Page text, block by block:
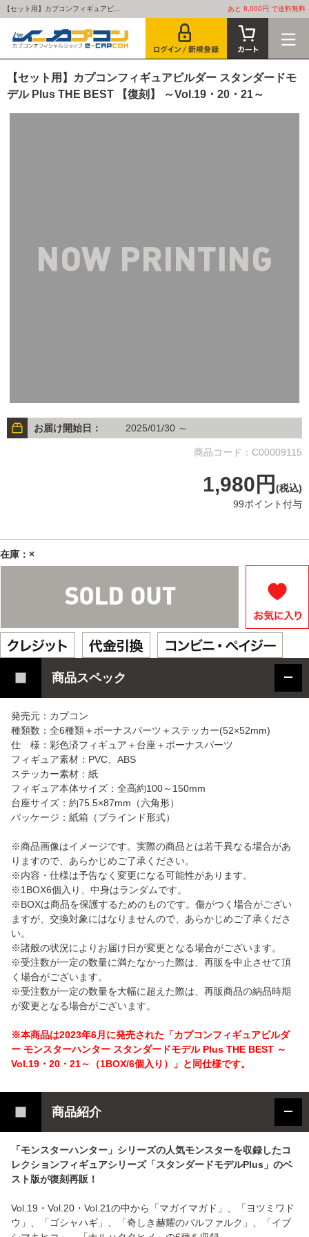
【セット用】カプコンフィギュアビ... あと 8,000円 で送料無料
【セット用】カプコンフィギュアビルダー スタンダードモ
デル Plus THE BEST 【復刻】 ～Vol.19・20・21～
お届け開始日： 2025/01/30 ～
商品コード：C00009115
1,980円 (税込)
99ポイント付与
在庫：×
商品スペック
発売元：カプコン
種類数：全6種類＋ボーナスパーツ＋ステッカー(52×52mm)
仕 様：彩色済フィギュア＋台座＋ボーナスパーツ
フィギュア素材：PVC、ABS
ステッカー素材：紙
フィギュア本体サイズ：全高約100～150mm
台座サイズ：約75.5×87mm（六角形）
パッケージ：紙箱（ブラインド形式）
※商品画像はイメージです。実際の商品とは若干異なる場合があ
りますので、あらかじめご了承ください。
※内容・仕様は予告なく変更になる可能性があります。
※1BOX6個入り、中身はランダムです。
※BOXは商品を保護するためのものです。傷がつく場合がござい
ますが、交換対象にはなりませんので、あらかじめご了承くださ
い。
※諸般の状況によりお届け日が変更となる場合がございます。
※受注数が一定の数量に満たなかった際は、再販を中止させて頂
く場合がございます。
※受注数が一定の数量を大幅に超えた際は、再販商品の納品時期
が変更となる場合がございます。
※本商品は2023年6月に発売された「カプコンフィギュアビルダ
ー モンスターハンター スタンダードモデル Plus THE BEST ～
Vol.19・20・21～（1BOX/6個入り）」と同仕様です。
商品紹介
「モンスターハンター」シリーズの人気モンスターを収録したコ
レクションフィギュアシリーズ「スタンダードモデルPlus」のベ
スト版が復刻再販！
Vol.19・Vol.20・Vol.21の中から「マガイマガド」、「ヨツミワド
ウ」、「ゴシャハギ」、「奇しき赫耀のバルファルク」、「イブ